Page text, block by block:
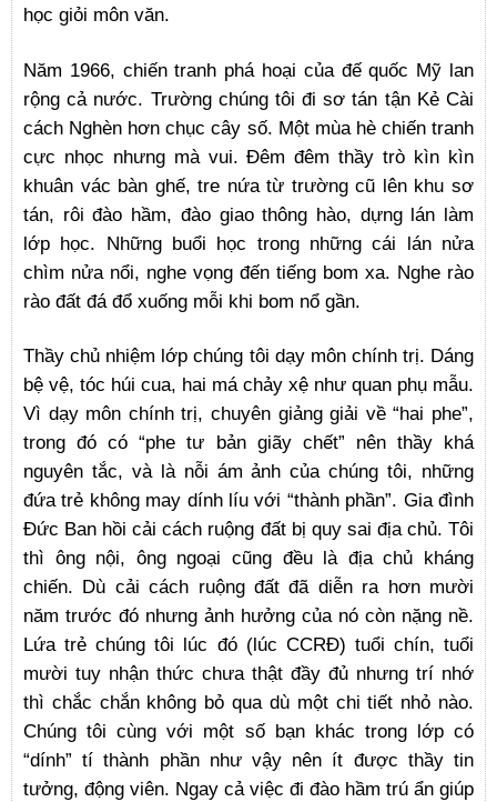
học giỏi môn văn.
Năm 1966, chiến tranh phá hoại của đế quốc Mỹ lan
rộng cả nước. Trường chúng tôi đi sơ tán tận Kẻ Cài
cách Nghèn hơn chục cây số. Một mùa hè chiến tranh
cực nhọc nhưng mà vui. Đêm đêm thầy trò kìn kìn
khuân vác bàn ghế, tre nứa từ trường cũ lên khu sơ
tán, rôi đào hầm, đào giao thông hào, dựng lán làm
lớp học. Những buổi học trong những cái lán nửa
chìm nửa nổi, nghe vọng đến tiếng bom xa. Nghe rào
rào đất đá đổ xuống mỗi khi bom nổ gần.
Thầy chủ nhiệm lớp chúng tôi dạy môn chính trị. Dáng
bệ vệ, tóc húi cua, hai má chảy xệ như quan phụ mẫu.
Vì dạy môn chính trị, chuyên giảng giải về “hai phe”,
trong đó có “phe tư bản giãy chết” nên thầy khá
nguyên tắc, và là nỗi ám ảnh của chúng tôi, những
đứa trẻ không may dính líu với “thành phần”. Gia đình
Đức Ban hồi cải cách ruộng đất bị quy sai địa chủ. Tôi
thì ông nội, ông ngoại cũng đều là địa chủ kháng
chiến. Dù cải cách ruộng đất đã diễn ra hơn mười
năm trước đó nhưng ảnh hưởng của nó còn nặng nề.
Lứa trẻ chúng tôi lúc đó (lúc CCRĐ) tuổi chín, tuổi
mười tuy nhận thức chưa thật đầy đủ nhưng trí nhớ
thì chắc chắn không bỏ qua dù một chi tiết nhỏ nào.
Chúng tôi cùng với một số bạn khác trong lớp có
“dính” tí thành phần như vậy nên ít được thầy tin
tưởng, động viên. Ngay cả việc đi đào hầm trú ẩn giúp